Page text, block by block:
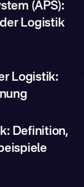
(APS):
Logistik
Logistik:
Definition,